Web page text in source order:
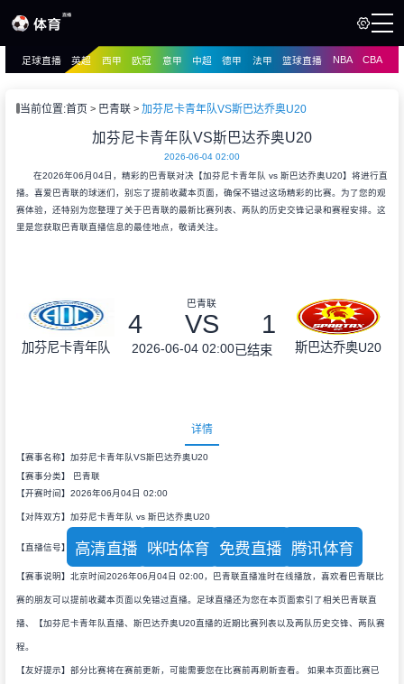
播
足球直播 英超 西甲 欧冠 意甲 中超 德甲 法甲 篮球直播 NBA CBA
当前位置:首页 巴青联 加芬尼卡青年队VS斯巴达乔奥U20
加芬尼卡青年队VS斯巴达乔奥U20
2026-06-04 02:00
在2026年06月04日，精彩的巴青联对决【加芬尼卡青年队 vs 斯巴达乔奥U20】将进行直
播。喜爱巴青联的球迷们，别忘了提前收藏本页面，确保不错过这场精彩的比赛。为了您的观
赛体验，还特别为您整理了关于巴青联的最新比赛列表、两队的历史交锋记录和赛程安排。这
里是您获取巴青联直播信息的最佳地点，敬请关注。
加芬尼卡青年队
巴青联
4 VS 1
2026-06-04 02:00已结束 斯巴达乔奥U20
详情
【赛事名称】加芬尼卡青年队VS斯巴达乔奥U20
【赛事分类】 巴青联
【开赛时间】2026年06月04日 02:00
【对阵双方】加芬尼卡青年队 vs 斯巴达乔奥U20
【直播信号】 高清直播 咪咕体育 免费直播 腾讯体育
【赛事说明】北京时间2026年06月04日 02:00，巴青联直播准时在线播放，喜欢看巴青联比
赛的朋友可以提前收藏本页面以免错过直播。足球直播还为您在本页面索引了相关巴青联直
播、【加芬尼卡青年队直播、斯巴达乔奥U20直播的近期比赛列表以及两队历史交锋、两队赛
程。
【友好提示】部分比赛将在赛前更新，可能需要您在比赛前再刷新查看。 如果本页面比赛已